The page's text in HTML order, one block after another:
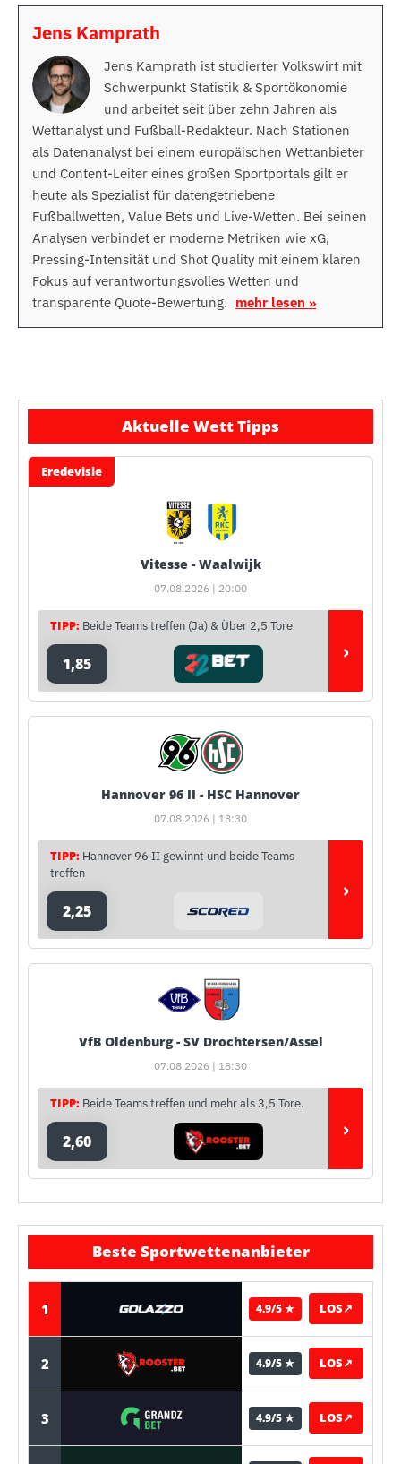
Jens Kamprath
Jens Kamprath ist studierter Volkswirt mit
Schwerpunkt Statistik & Sportökonomie
und arbeitet seit über zehn Jahren als
Wettanalyst und Fußball-Redakteur. Nach Stationen
als Datenanalyst bei einem europäischen Wettanbieter
und Content-Leiter eines großen Sportportals gilt er
heute als Spezialist für datengetriebene
Fußballwetten, Value Bets und Live-Wetten. Bei seinen
Analysen verbindet er moderne Metriken wie xG,
Pressing-Intensität und Shot Quality mit einem klaren
Fokus auf verantwortungsvolles Wetten und
transparente Quote-Bewertung. mehr lesen »
Aktuelle Wett Tipps
Eredevisie
Vitesse - Waalwijk
07.08.2026 | 20:00
TIPP: Beide Teams treffen (Ja) & Über 2,5 Tore
1,85 ›
Hannover 96 II - HSC Hannover
07.08.2026 | 18:30
TIPP: Hannover 96 II gewinnt und beide Teams
treffen
2,25
›
VfB Oldenburg - SV Drochtersen/Assel
07.08.2026 | 18:30
TIPP: Beide Teams treffen und mehr als 3,5 Tore.
2,60 ›
Beste Sportwettenanbieter
1 4.9/5 ★ LOS↗
2 4.9/5 ★ LOS↗
3 4.9/5 ★ LOS↗